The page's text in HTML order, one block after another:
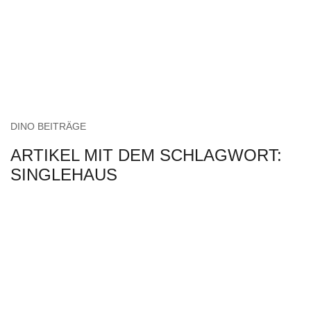
DINO BEITRÄGE
ARTIKEL MIT DEM SCHLAGWORT:
SINGLEHAUS